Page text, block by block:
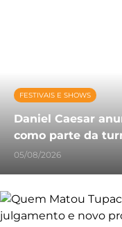
FESTIVAIS E SHOWS
Daniel Caesar
como parte da
05/08/2026